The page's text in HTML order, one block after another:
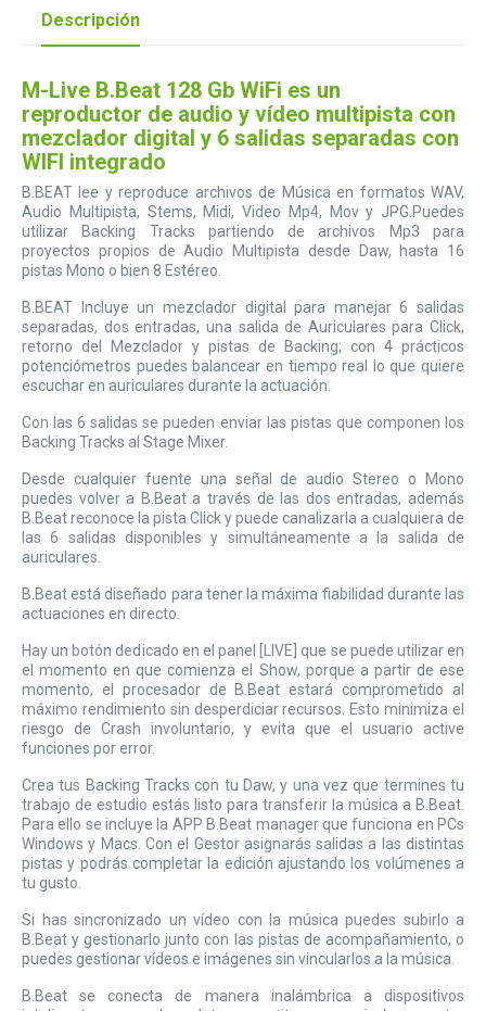
Descripción
M-Live B.Beat 128 Gb WiFi es un
reproductor de audio y vídeo multipista con
mezclador digital y 6 salidas separadas con
WIFI integrado
B.BEAT lee y reproduce archivos de Música en formatos WAV,
Audio Multipista, Stems, Midi, Video Mp4, Mov y JPG.Puedes
utilizar Backing Tracks partiendo de archivos Mp3 para
proyectos propios de Audio Multipista desde Daw, hasta 16
pistas Mono o bien 8 Estéreo.
B.BEAT Incluye un mezclador digital para manejar 6 salidas
separadas, dos entradas, una salida de Auriculares para Click,
retorno del Mezclador y pistas de Backing; con 4 prácticos
potenciómetros puedes balancear en tiempo real lo que quiere
escuchar en auriculares durante la actuación.
Con las 6 salidas se pueden enviar las pistas que componen los
Backing Tracks al Stage Mixer.
Desde cualquier fuente una señal de audio Stereo o Mono
puedes volver a B.Beat a través de las dos entradas, además
B.Beat reconoce la pista Click y puede canalizarla a cualquiera de
las 6 salidas disponibles y simultáneamente a la salida de
auriculares.
B.Beat está diseñado para tener la máxima fiabilidad durante las
actuaciones en directo.
Hay un botón dedicado en el panel [LIVE] que se puede utilizar en
el momento en que comienza el Show, porque a partir de ese
momento, el procesador de B.Beat estará comprometido al
máximo rendimiento sin desperdiciar recursos. Esto minimiza el
riesgo de Crash involuntario, y evita que el usuario active
funciones por error.
Crea tus Backing Tracks con tu Daw, y una vez que termines tu
trabajo de estudio estás listo para transferir la música a B.Beat.
Para ello se incluye la APP B.Beat manager que funciona en PCs
Windows y Macs. Con el Gestor asignarás salidas a las distintas
pistas y podrás completar la edición ajustando los volúmenes a
tu gusto.
Si has sincronizado un vídeo con la música puedes subirlo a
B.Beat y gestionarlo junto con las pistas de acompañamiento, o
puedes gestionar vídeos e imágenes sin vincularlos a la música.
B.Beat se conecta de manera inalámbrica a dispositivos